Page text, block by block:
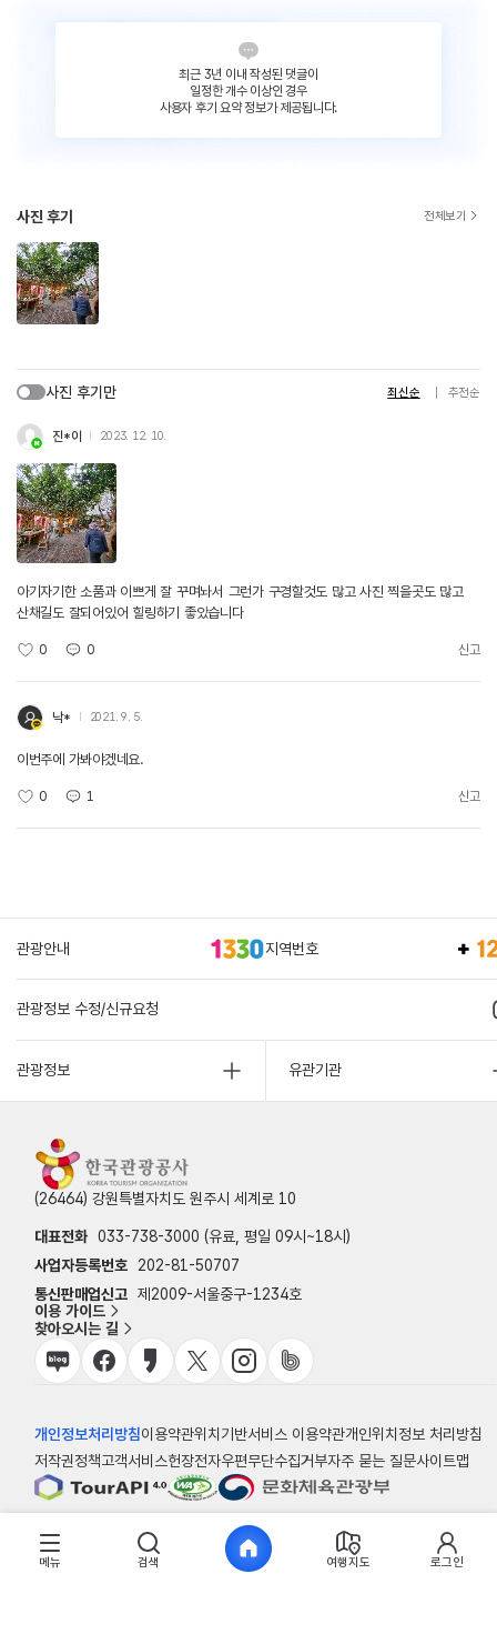
최근 3년 이내 작성된 댓글이
일정한 개수 이상인 경우
사용자 후기 요약 정보가 제공됩니다.
사진 후기 전체보기
사진 후기만 최신순 추천순
진*이 2023. 12. 10.
아기자기한 소품과 이쁘게 잘 꾸며놔서 그런가 구경할것도 많고 사진 찍을곳도 많고
산채길도 잘되어있어 힐링하기 좋았습니다
0 0 신고
낙* 2021. 9. 5.
이번주에 가봐야겠네요.
0 1 신고
관광안내 지역번호
관광정보 수정/신규요청
관광정보 유관기관
(26464) 강원특별자치도 원주시 세계로 10
대표전화 033-738-3000 (유료, 평일 09시~18시)
사업자등록번호
202-81-50707
통신판매업신고 제2009-서울중구-1234호
이용 가이드
찾아오시는 길
개인정보처리방침이용약관위치기반서비스 이용약관개인위치정보 처리방침
저작권정책고객서비스헌장전자우편무단수집거부자주 묻는 질문사이트맵
© 한국관광공사
메뉴 검색 여행지도 로그인